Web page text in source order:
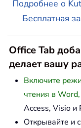
Подробнее о
Бесплатная
Office Tab
делает вашу
Включите
чтения в
Access, Visio и
Открывайте и